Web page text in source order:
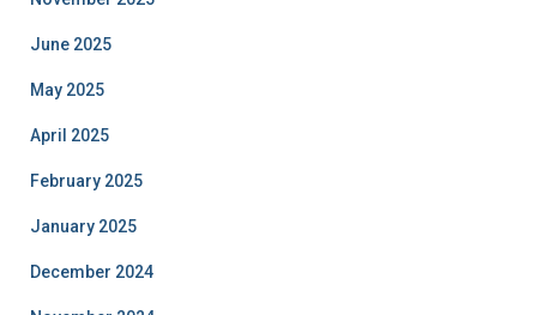
June 2025
May 2025
April 2025
February 2025
January 2025
December 2024